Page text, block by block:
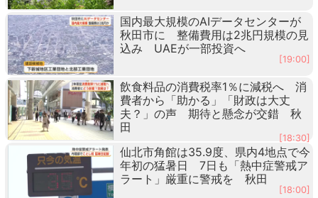
国内最大規模のAIデータセンターが
秋田市に 整備費用は2兆円規模の見
込み UAEが一部投資へ
[19:00]
飲食料品の消費税率1％に減税へ 消
費者から「助かる」「財政は大丈
夫？」の声 期待と懸念が交錯 秋
田
[18:30]
仙北市角館は35.9度、県内4地点で今
年初の猛暑日 7日も「熱中症警戒ア
ラート」厳重に警戒を 秋田
[18:00]